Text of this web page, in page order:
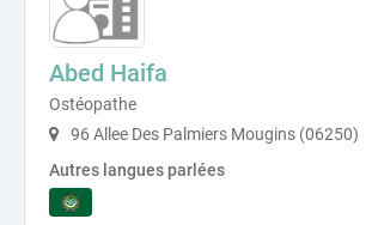
Abed Haifa
Ostéopathe
96 Allee Des Palmiers Mougins (06250)
Autres langues parlées